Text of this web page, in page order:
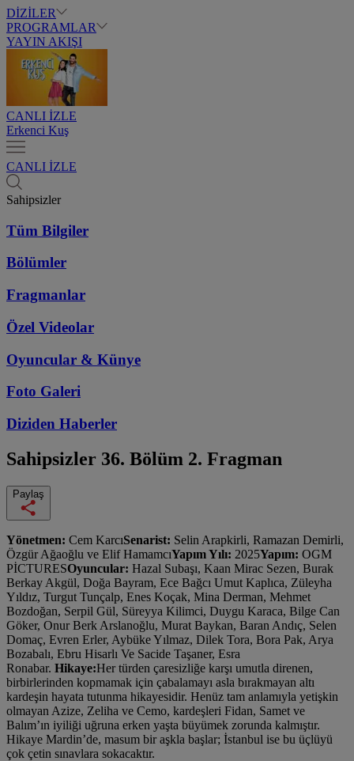
DİZİLER
PROGRAMLAR
YAYIN AKIŞI
CANLI İZLE
Erkenci Kuş
CANLI İZLE
Sahipsizler
Tüm Bilgiler
Bölümler
Fragmanlar
Özel Videolar
Oyuncular & Künye
Foto Galeri
Diziden Haberler
Sahipsizler 36. Bölüm 2. Fragman
Paylaş
Yönetmen: Cem KarcıSenarist: Selin Arapkirli, Ramazan Demirli,
Özgür Ağaoğlu ve Elif HamamcıYapım Yılı: 2025Yapım: OGM
PİCTURESOyuncular: Hazal Subaşı, Kaan Mirac Sezen, Burak
Berkay Akgül, Doğa Bayram, Ece Bağcı Umut Kaplıca, Züleyha
Yıldız, Turgut Tunçalp, Enes Koçak, Mina Derman, Mehmet
Bozdoğan, Serpil Gül, Süreyya Kilimci, Duygu Karaca, Bilge Can
Göker, Onur Berk Arslanoğlu, Murat Baykan, Baran Andıç, Selen
Domaç, Evren Erler, Aybüke Yılmaz, Dilek Tora, Bora Pak, Arya
Bozabalı, Ebru Hisarlı Ve Sacide Taşaner, Esra
Ronabar. Hikaye:Her türden çaresizliğe karşı umutla direnen,
birbirlerinden kopmamak için çabalamayı asla bırakmayan altı
kardeşin hayata tutunma hikayesidir. Henüz tam anlamıyla yetişkin
olmayan Azize, Zeliha ve Cemo, kardeşleri Fidan, Samet ve
Balım’ın iyiliği uğruna erken yaşta büyümek zorunda kalmıştır.
Hikaye Mardin’de, masum bir aşkla başlar; İstanbul ise bu üçlüyü
çok çetin sınavlara sokacaktır.